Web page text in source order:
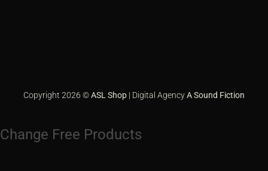
Copyright 2026 ©ASL Shop | Digital AgencyA Sound Fiction
Change Free Products